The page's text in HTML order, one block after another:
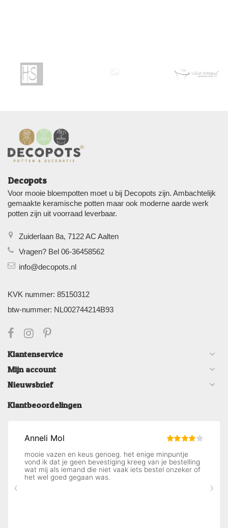
Decopots
Voor mooie bloempotten moet u bij Decopots zijn. Ambachtelijk
gemaakte keramische potten maar ook moderne aarde werk
potten zijn uit voorraad leverbaar.
Zuiderlaan 8a, 7122 AC Aalten
Vragen? Bel 06-36458562
info@decopots.nl
KVK nummer: 85150312
btw-nummer: NL002744214B93
Klantenservice
Mijn account
Nieuwsbrief
Klantbeoordelingen